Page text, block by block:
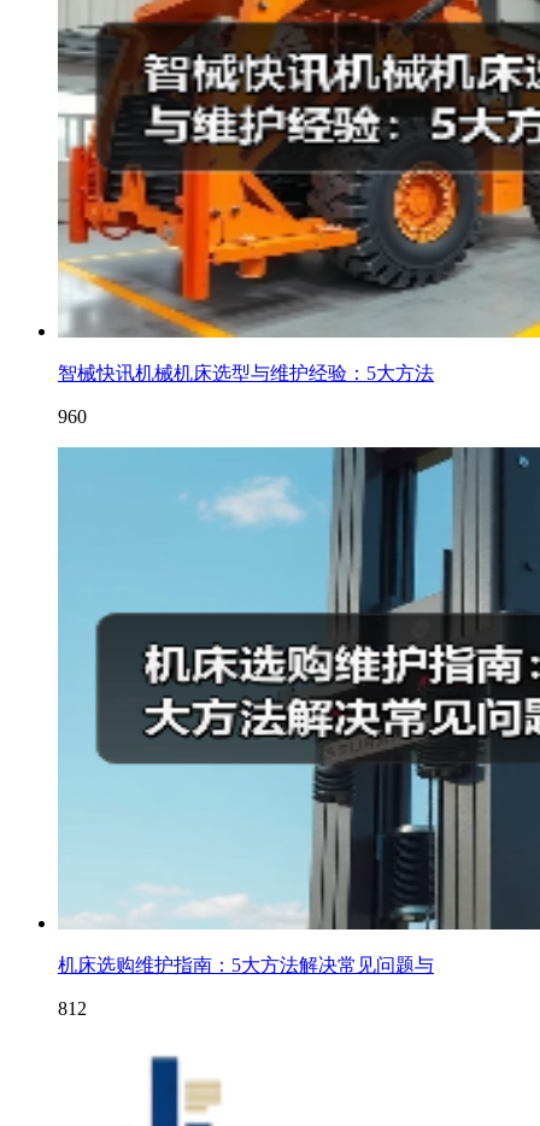
智械快讯机械机床选型与维护经验：5大方法
960
机床选购维护指南：5大方法解决常见问题与
812